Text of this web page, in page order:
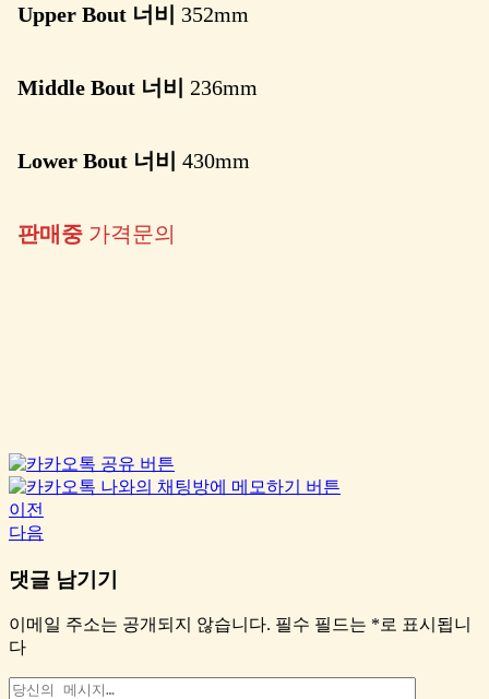
Upper Bout 너비 352mm
Middle Bout 너비 236mm
Lower Bout 너비 430mm
판매중 가격문의
이전
다음
댓글 남기기
이메일 주소는 공개되지 않습니다. 필수 필드는 *로 표시됩니
다